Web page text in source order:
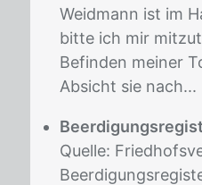
Weidmann ist im
bitte ich mir
Befinden meiner
Absicht sie nach...
Quelle: